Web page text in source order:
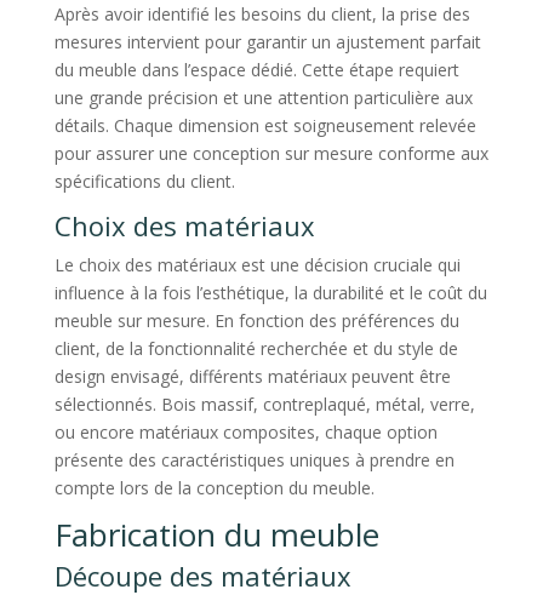
Après avoir identifié les besoins du client, la prise des
mesures intervient pour garantir un ajustement parfait
du meuble dans l’espace dédié. Cette étape requiert
une grande précision et une attention particulière aux
détails. Chaque dimension est soigneusement relevée
pour assurer une conception sur mesure conforme aux
spécifications du client.
Choix des matériaux
Le choix des matériaux est une décision cruciale qui
influence à la fois l’esthétique, la durabilité et le coût du
meuble sur mesure. En fonction des préférences du
client, de la fonctionnalité recherchée et du style de
design envisagé, différents matériaux peuvent être
sélectionnés. Bois massif, contreplaqué, métal, verre,
ou encore matériaux composites, chaque option
présente des caractéristiques uniques à prendre en
compte lors de la conception du meuble.
Fabrication du meuble
Découpe des matériaux